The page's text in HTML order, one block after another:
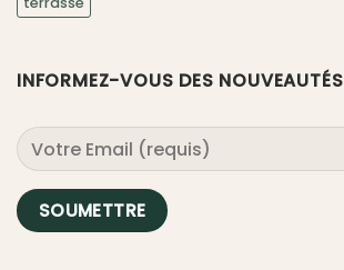
INFORMEZ-VOUS DES NOUVEAUTÉS